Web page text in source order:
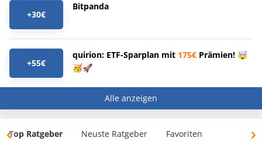
+30€
Bitpanda
+55€
quirion: ETF-Sparplan mit 175€ Prämien! 🤯
🥳🚀
Alle anzeigen
Top Ratgeber Neuste Ratgeber Favoriten